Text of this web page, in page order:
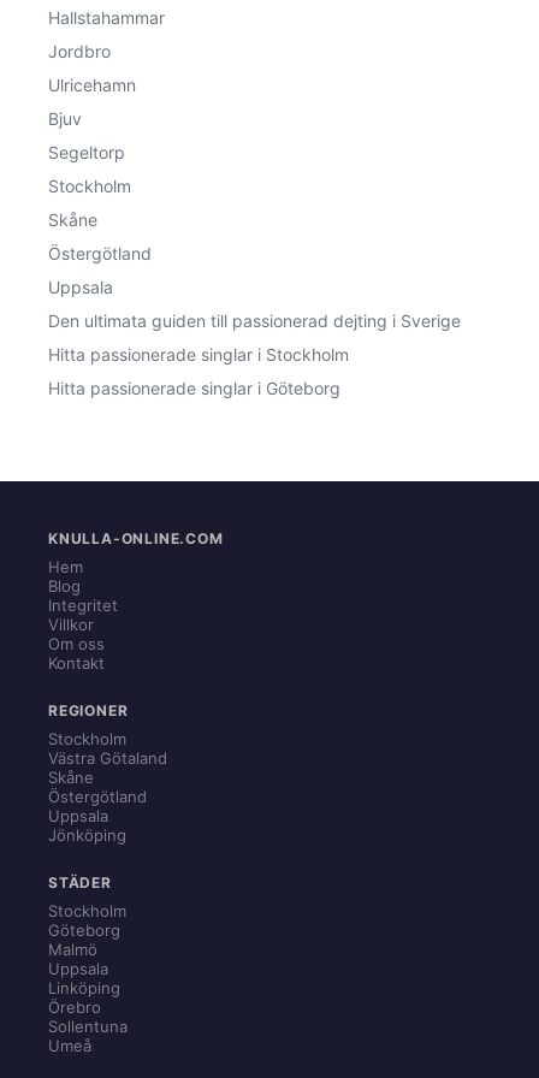
Hallstahammar
Jordbro
Ulricehamn
Bjuv
Segeltorp
Stockholm
Skåne
Östergötland
Uppsala
Den ultimata guiden till passionerad dejting i Sverige
Hitta passionerade singlar i Stockholm
Hitta passionerade singlar i Göteborg
KNULLA-ONLINE.COM
Hem
Blog
Integritet
Villkor
Om oss
Kontakt
REGIONER
Stockholm
Västra Götaland
Skåne
Östergötland
Uppsala
Jönköping
STÄDER
Stockholm
Göteborg
Malmö
Uppsala
Linköping
Örebro
Sollentuna
Umeå